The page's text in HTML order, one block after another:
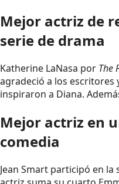
Mejor actriz de
serie de drama
Katherine LaNasa por The
agradeció a los escritores
inspiraron a Diana.
Mejor actriz en
comedia
Jean Smart participó en la